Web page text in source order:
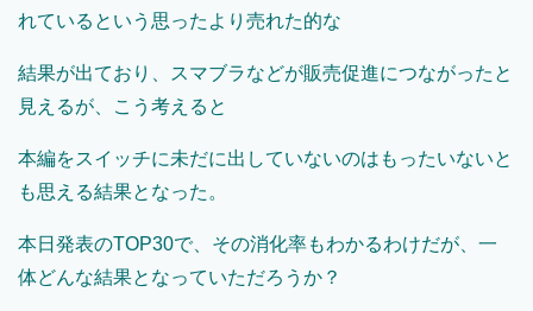
れているという思ったより売れた的な
結果が出ており、スマブラなどが販売促進につながったと
見えるが、こう考えると
本編をスイッチに未だに出していないのはもったいないと
も思える結果となった。
本日発表のTOP30で、その消化率もわかるわけだが、一
体どんな結果となっていただろうか？